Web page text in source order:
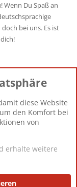
Wenn Du Spaß an
bei uns. Es ist
12.427
Berlin
Impressum
diese Website
den Komfort bei
von
erhalte weitere